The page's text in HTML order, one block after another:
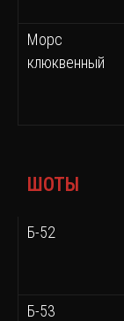
Морс
клюквенный
ШОТЫ
Б-52
Б-53